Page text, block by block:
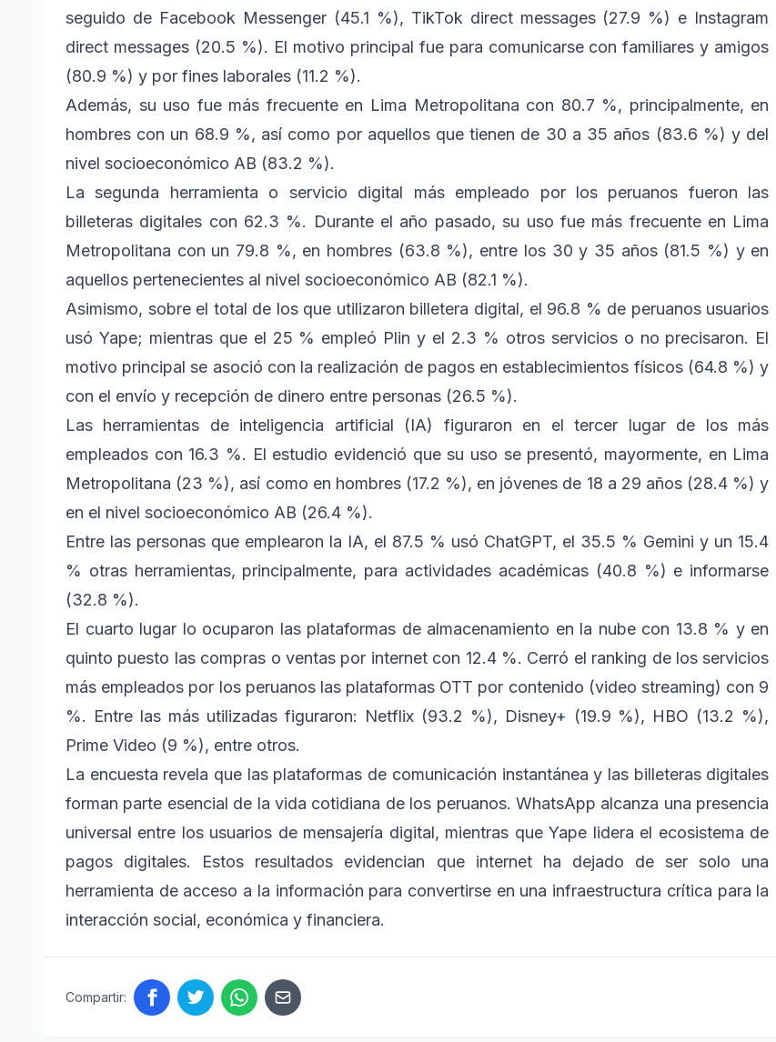
seguido de Facebook Messenger (45.1 %), TikTok direct messages (27.9 %) e Instagram
direct messages (20.5 %). El motivo principal fue para comunicarse con familiares y amigos
(80.9 %) y por fines laborales (11.2 %).
Además, su uso fue más frecuente en Lima Metropolitana con 80.7 %, principalmente, en
hombres con un 68.9 %, así como por aquellos que tienen de 30 a 35 años (83.6 %) y del
nivel socioeconómico AB (83.2 %).
La segunda herramienta o servicio digital más empleado por los peruanos fueron las
billeteras digitales con 62.3 %. Durante el año pasado, su uso fue más frecuente en Lima
Metropolitana con un 79.8 %, en hombres (63.8 %), entre los 30 y 35 años (81.5 %) y en
aquellos pertenecientes al nivel socioeconómico AB (82.1 %).
Asimismo, sobre el total de los que utilizaron billetera digital, el 96.8 % de peruanos usuarios
usó Yape; mientras que el 25 % empleó Plin y el 2.3 % otros servicios o no precisaron. El
motivo principal se asoció con la realización de pagos en establecimientos físicos (64.8 %) y
con el envío y recepción de dinero entre personas (26.5 %).
Las herramientas de inteligencia artificial (IA) figuraron en el tercer lugar de los más
empleados con 16.3 %. El estudio evidenció que su uso se presentó, mayormente, en Lima
Metropolitana (23 %), así como en hombres (17.2 %), en jóvenes de 18 a 29 años (28.4 %) y
en el nivel socioeconómico AB (26.4 %).
Entre las personas que emplearon la IA, el 87.5 % usó ChatGPT, el 35.5 % Gemini y un 15.4
% otras herramientas, principalmente, para actividades académicas (40.8 %) e informarse
(32.8 %).
El cuarto lugar lo ocuparon las plataformas de almacenamiento en la nube con 13.8 % y en
quinto puesto las compras o ventas por internet con 12.4 %. Cerró el ranking de los servicios
más empleados por los peruanos las plataformas OTT por contenido (video streaming) con 9
%. Entre las más utilizadas figuraron: Netflix (93.2 %), Disney+ (19.9 %), HBO (13.2 %),
Prime Video (9 %), entre otros.
La encuesta revela que las plataformas de comunicación instantánea y las billeteras digitales
forman parte esencial de la vida cotidiana de los peruanos. WhatsApp alcanza una presencia
universal entre los usuarios de mensajería digital, mientras que Yape lidera el ecosistema de
pagos digitales. Estos resultados evidencian que internet ha dejado de ser solo una
herramienta de acceso a la información para convertirse en una infraestructura crítica para la
interacción social, económica y financiera.
Compartir: